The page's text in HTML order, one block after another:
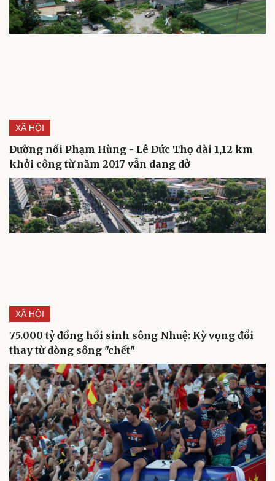
Du lịch
Tư vấn
Săn Tour
check-in
Podcast
Câu chuyện thời sự
Đọc truyện đêm khuya
Cửa sổ tình yêu
Kể chuyện cho bé
Hạt giống tâm hồn
XÃ HỘI
Đường nối Phạm Hùng - Lê Đức Thọ dài 1,12 km
khởi công từ năm 2017 vẫn dang dở
XÃ HỘI
75.000 tỷ đồng hồi sinh sông Nhuệ: Kỳ vọng đổi
thay từ dòng sông "chết"